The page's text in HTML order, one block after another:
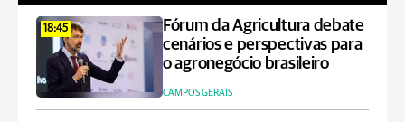
18:45
Fórum da Agricultura debate
cenários e perspectivas para
o agronegócio brasileiro
CAMPOS GERAIS